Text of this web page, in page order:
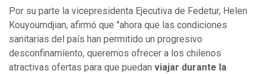
Por su parte la vicepresidenta Ejecutiva de Fedetur, Helen
Kouyoumdjian, afirmó que "ahora que las condiciones
sanitarias del país han permitido un progresivo
desconfinamiento, queremos ofrecer a los chilenos
atractivas ofertas para que puedan viajar durante la